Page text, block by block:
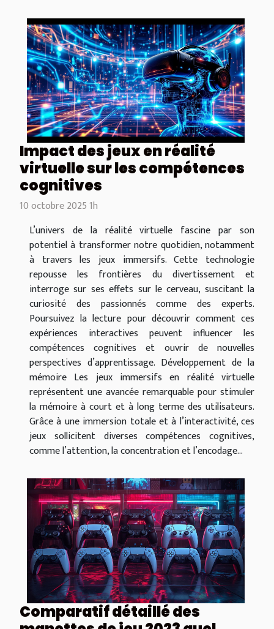
Impact des jeux en réalité
virtuelle sur les compétences
cognitives
10 octobre 2025 1h
L’univers de la réalité virtuelle fascine par son
potentiel à transformer notre quotidien, notamment
à travers les jeux immersifs. Cette technologie
repousse les frontières du divertissement et
interroge sur ses effets sur le cerveau, suscitant la
curiosité des passionnés comme des experts.
Poursuivez la lecture pour découvrir comment ces
expériences interactives peuvent influencer les
compétences cognitives et ouvrir de nouvelles
perspectives d’apprentissage. Développement de la
mémoire Les jeux immersifs en réalité virtuelle
représentent une avancée remarquable pour stimuler
la mémoire à court et à long terme des utilisateurs.
Grâce à une immersion totale et à l’interactivité, ces
jeux sollicitent diverses compétences cognitives,
comme l’attention, la concentration et l’encodage...
Comparatif détaillé des